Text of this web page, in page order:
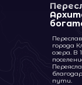
города
озера. В
пути.